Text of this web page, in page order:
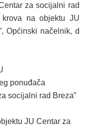
za socijalni rad
krova na objektu JU
Općinski načelnik, d
ponuđača
socijalni rad Breza”
JU Centar za